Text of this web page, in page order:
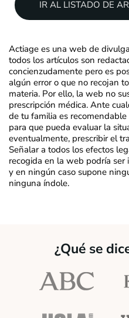
IR AL LISTADO DE
Actiage es una web de
todos los artículos son
concienzudamente pero es
algún error o que no recojan
materia. Por ello, la web no
prescripción médica. Ante
de tu familia es
para que pueda evaluar la
eventualmente, prescribir el
Señalar a todos los efectos
recogida en la web podría ser
y en ningún caso supone
ninguna índole.
¿Qué se